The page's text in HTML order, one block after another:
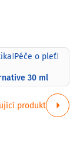
|Péče o pleť|
30 ml
produkt